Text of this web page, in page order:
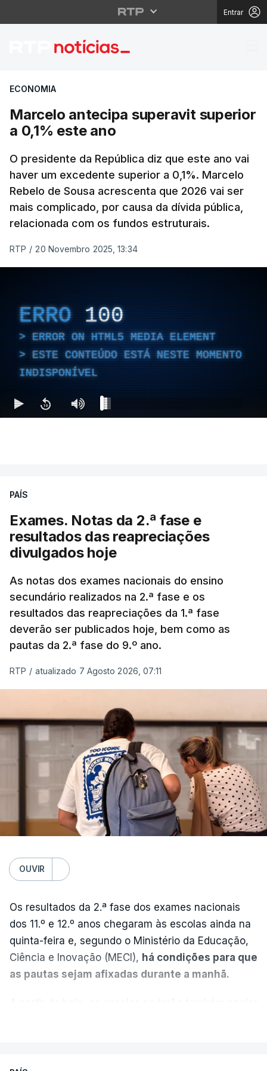
Entrar
Marcelo antecipa
ECONOMIA
Marcelo antecipa superavit superior
a 0,1% este ano
O presidente da República diz que este ano vai
haver um excedente superior a 0,1%. Marcelo
Rebelo de Sousa acrescenta que 2026 vai ser
mais complicado, por causa da dívida pública,
relacionada com os fundos estruturais.
RTP / 20 Novembro 2025, 13:34
ERRO 100
ERROR ON HTML5 MEDIA ELEMENT
ESTE CONTEÚDO ESTÁ NESTE MOMENTO
INDISPONÍVEL
PAÍS
Exames. Notas da 2.ª fase e
resultados das reapreciações
divulgados hoje
As notas dos exames nacionais do ensino
secundário realizados na 2.ª fase e os
resultados das reapreciações da 1.ª fase
deverão ser publicados hoje, bem como as
pautas da 2.ª fase do 9.º ano.
RTP / atualizado 7 Agosto 2026, 07:11
OUVIR
Os resultados da 2.ª fase dos exames nacionais
dos 11.º e 12.º anos chegaram às escolas ainda na
quinta-feira e, segundo o Ministério da Educação,
Ciência e Inovação (MECI), há condições para que
as pautas sejam afixadas durante a manhã.